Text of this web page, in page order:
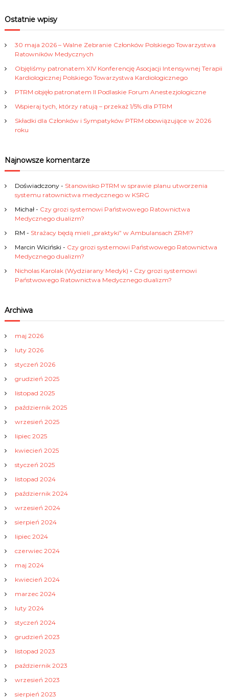
i
c
j
p
w
p
a
c
h
r
c
f
r
Ostatnie wpisy
30 maja 2026 – Walne Zebranie Członków Polskiego Towarzystwa
Ratowników Medycznych
Objęliśmy patronatem XIV Konferencję Asocjacji Intensywnej Terapii
Kardiologicznej Polskiego Towarzystwa Kardiologicznego
PTRM objęło patronatem II Podlaskie Forum Anestezjologiczne
Wspieraj tych, którzy ratują – przekaż 1/5% dla PTRM
Składki dla Członków i Sympatyków PTRM obowiązujące w 2026
roku
Najnowsze komentarze
Doświadczony- Stanowisko PTRM w sprawie planu utworzenia
systemu ratownictwa medycznego w KSRG
Michał- Czy grozi systemowi Państwowego Ratownictwa
Medycznego dualizm?
RM - Strażacy będą mieli „praktyki” w Ambulansach ZRM!?
Marcin Wiciński - Czy grozi systemowi Państwowego Ratownictwa
Medycznego dualizm?
Nicholas Karolak (Wydziarany Medyk) - Czy grozi systemowi
Państwowego Ratownictwa Medycznego dualizm?
Archiwa
maj 2026
luty 2026
styczeń 2026
grudzień 2025
listopad 2025
październik 2025
wrzesień 2025
lipiec 2025
kwiecień 2025
styczeń 2025
listopad 2024
październik 2024
wrzesień 2024
sierpień 2024
lipiec 2024
czerwiec 2024
maj 2024
kwiecień 2024
marzec 2024
luty 2024
styczeń 2024
grudzień 2023
listopad 2023
październik 2023
wrzesień 2023
sierpień 2023